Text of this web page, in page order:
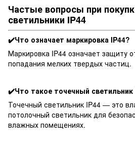
Частые вопросы при
светильники IP44
✔️Что означает маркировка IP44?
Маркировка IP44 означает защиту
попадания мелких твердых частиц.
✔️Что такое точечный светильник
Точечный светильник IP44 — это
потолочный светильник для
влажных помещениях.